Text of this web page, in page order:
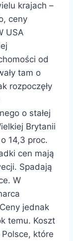
krajach –
ceny
USA
od
tam o
rozpoczęły
o stałej
Brytanii
14,3 proc.
cen mają
Spadają
W
jednak
temu. Koszt
które